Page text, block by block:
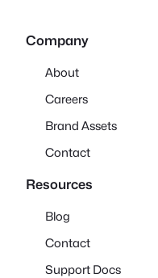
Company
About
Careers
Brand Assets
Contact
Resources
Blog
Contact
Support Docs